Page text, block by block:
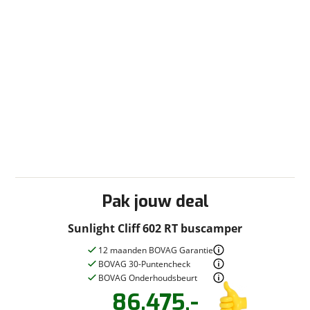
Pak jouw deal
Sunlight Cliff 602 RT buscamper
12 maanden BOVAG Garantie
BOVAG 30-Puntencheck
BOVAG Onderhoudsbeurt
86.475,-